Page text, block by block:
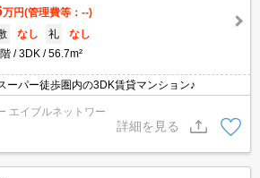
万円(管理費等：--)
なし 礼
なし
3DK 56.7m²
パー徒歩圏内の3DK賃貸マンション♪
エイブルネットワー
詳細を見る